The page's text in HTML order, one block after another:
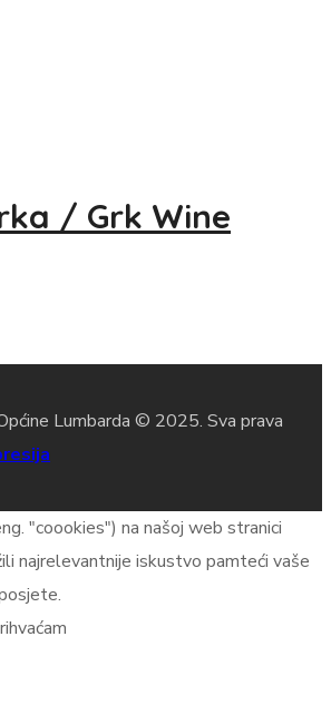
/ Grk Wine
Lumbarda © 2025. Sva prava
"coookies") na našoj web stranici
najrelevantnije iskustvo pamteći vaše